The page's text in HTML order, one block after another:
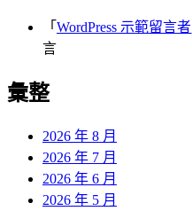
「 WordPress 示範留言者
言
彙整
2026 年 8 月
2026 年 7 月
2026 年 6 月
2026 年 5 月